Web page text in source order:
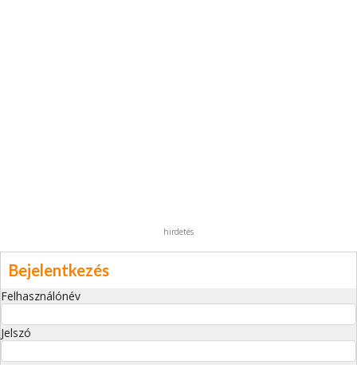
hirdetés
Bejelentkezés
Felhasználónév
Jelszó